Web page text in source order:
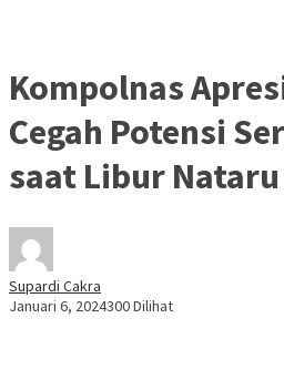
Kompolnas
Cegah Potensi
saat Libur
Supardi Cakra
Januari 6, 2024300 Dilihat